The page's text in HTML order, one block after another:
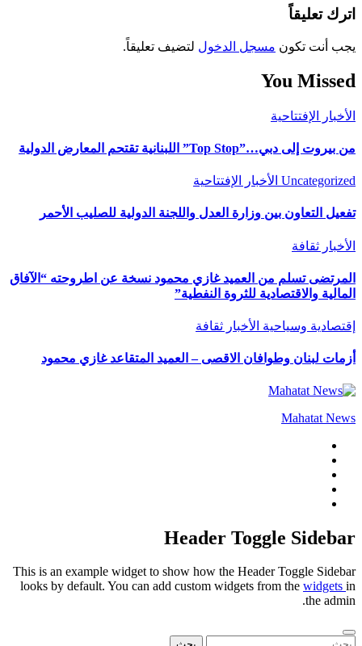
اترك تعليقاً
يجب أنت تكون مسجل الدخول لتضيف تعليقاً.
You Missed
الأخبار الإفتتاحية
من بيروت إلى دبي…”Top Stop” اللبنانية تقتحم المعارض الدولية
Uncategorized الأخبار الإفتتاحية
تفعيل التعاون بين وزارة العدل واللجنة الدولية للصليب الأحمر
الأخبار ثقافة
المرتضى تسلم من العميد غازي محمود نسخة عن اطروحته “الآفاق
المالية والاقتصادية للثروة النفطية”
إقتصادية وسياحية الأخبار ثقافة
أزمات لبنان وطوافان الاقصى – العميد المتقاعد غازي محمود
Mahatat News
Header Toggle Sidebar
This is an example widget to show how the Header Toggle Sidebar
looks by default. You can add custom widgets from the widgets in
the admin.
البحث